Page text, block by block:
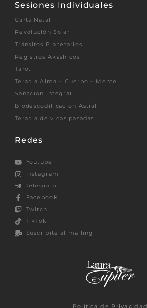
Sesiones Individuales
Carta Natal
Revolución Solar
Tránsitos Planetarios
Registros Akáshicos
Tarot
Terapia Alma – Cuerpo – Mente
Sanación Integral
Biodescodificación Astral
Terapia de vidas pasadas
Redes
Youtube
Instagram
Telegram
Facebook
Twitch
TikTok
Suscribite al mailing
Política de Privacidad